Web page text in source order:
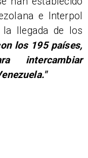
e Interpol
llegada de los
los 195 países,
intercambiar